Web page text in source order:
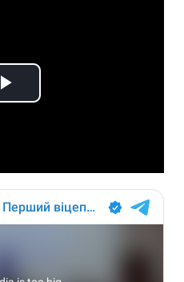
Play